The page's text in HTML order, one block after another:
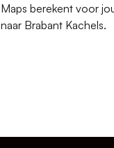
Maps berekent voor
naar Brabant Kachels.